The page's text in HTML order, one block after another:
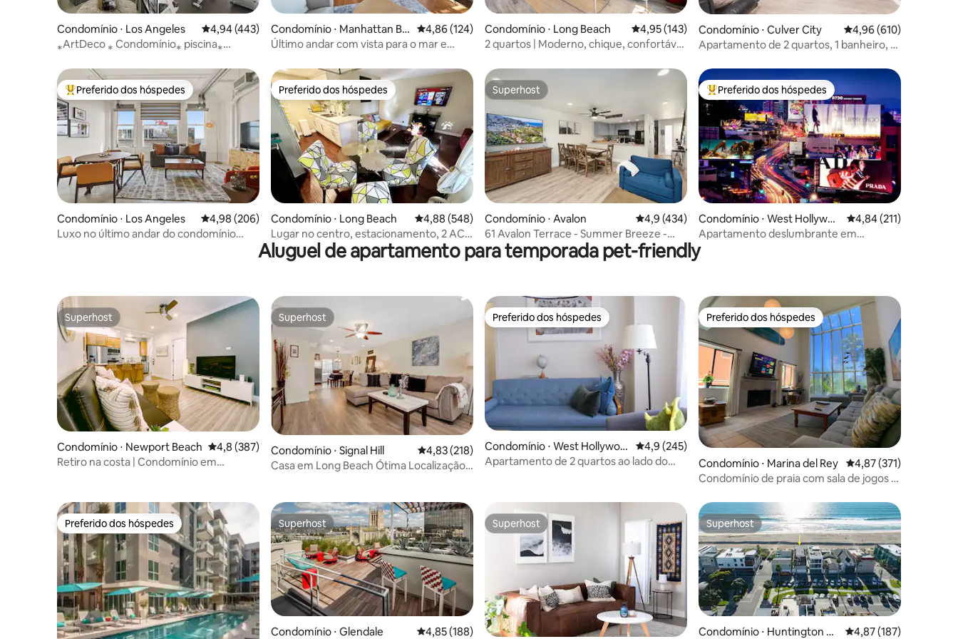
Condomínio ⋅ Los Angeles 4,94 de uma avaliação média de 5, 443 avaliações
4,94 (443)
⁎ArtDeco ⁎ Condomínio⁎ piscina⁎
gratuito⁎Jacuzzi
Condomínio ⋅ Manhattan Be
ach
4,86 de uma avaliação média de 5, 124 avaliações
4,86 (124)
Último andar com vista para o mar e
da areia
Condomínio ⋅ Long Beach 4,95 de uma avaliação média de 5, 143 avaliações
4,95 (143)
2 quartos | Moderno, chique, confortável
Condomínio ⋅ Culver City 4,96 de uma avaliação
4,96 (610)
Apartamento de 2 quartos, 1 banheiro, 5
Entre os melhores preferidos dos hóspedes
Preferido dos hóspedes
Condomínio ⋅ Los Angeles 4,98 de uma avaliação média de 5, 206 avaliações
4,98 (206)
Luxo no último andar do condomínio
Preferido dos hóspedes
Preferido dos hóspedes
Condomínio ⋅ Long Beach 4,88 de uma avaliação média de 5, 548 avaliações
4,88 (548)
Lugar no centro, estacionamento, 2 AC,
cozinha completa.
Superhost
Superhost
Condomínio ⋅ Avalon 4,9 de uma avaliação média de 5, 434 avaliações
4,9 (434)
61 Avalon Terrace - Summer Breeze -
Renovado
Entre os melhores preferidos dos hóspedes
Preferido dos hóspedes
Condomínio ⋅ West Hollywoo
d
4,84 de uma avaliação
4,84 (211)
Apartamento deslumbrante em
Hollywood na Sunset Strip
Aluguel de apartamento para temporada pet-friendly
Superhost
Superhost
Condomínio ⋅ Newport Beach 4,8 de uma avaliação média de 5, 387 avaliações
4,8 (387)
Retiro na costa | Condomínio em
Superhost
Superhost
Condomínio ⋅ Signal Hill 4,83 de uma avaliação média de 5, 218 avaliações
4,83 (218)
Casa em Long Beach Ótima Localização,
Preferido dos hóspedes
Preferido dos hóspedes
Condomínio ⋅ West Hollywoo
d
4,9 de uma avaliação média de 5, 245 avaliações
4,9 (245)
Apartamento de 2 quartos ao lado do
Preferido dos hóspedes
Preferido dos hóspedes
Condomínio ⋅ Marina del Rey 4,87 de uma avaliação
4,87 (371)
Condomínio de praia com sala de jogos 3
Preferido dos hóspedes
Preferido dos hóspedes Superhost
Superhost
Condomínio ⋅ Glendale 4,85 de uma avaliação média de 5, 188 avaliações
4,85 (188)
Superhost
Superhost Superhost
Superhost
Condomínio ⋅ Huntington Be
4,87 de uma avaliação
4,87 (187)